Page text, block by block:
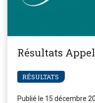
Résultats Appel
RÉSULTATS
Publié le 15 décembre